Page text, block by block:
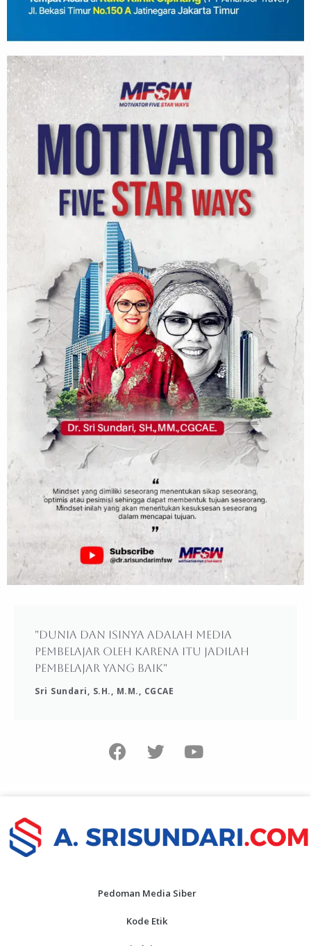
"Dunia dan isinya adalah media
pembelajar oleh karena itu jadilah
pembelajar yang baik"
Sri Sundari, S.H., M.M., CGCAE
Pedoman Media Siber
Kode Etik